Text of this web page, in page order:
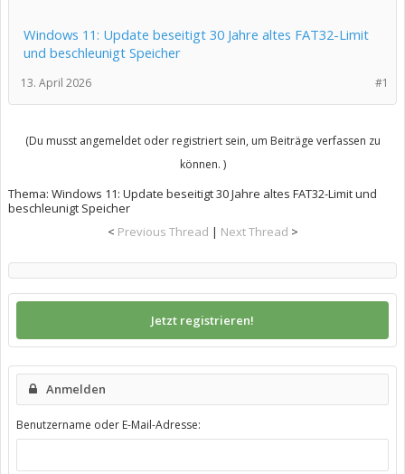
Windows 11: Update beseitigt 30 Jahre altes FAT32-Limit
und beschleunigt Speicher
#1
13. April 2026
(Du musst angemeldet oder registriert sein, um Beiträge verfassen zu
können. )
Thema: Windows 11: Update beseitigt 30 Jahre altes FAT32-Limit und
beschleunigt Speicher
< Previous Thread | Next Thread >
Jetzt registrieren!
Anmelden
Benutzername oder E-Mail-Adresse: